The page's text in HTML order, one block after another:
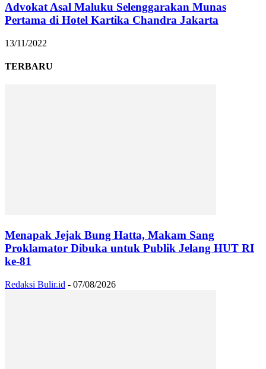
Advokat Asal Maluku Selenggarakan Munas
Pertama di Hotel Kartika Chandra Jakarta
13/11/2022
TERBARU
Menapak Jejak Bung Hatta, Makam Sang
Proklamator Dibuka untuk Publik Jelang HUT RI
ke-81
Redaksi Bulir.id - 07/08/2026